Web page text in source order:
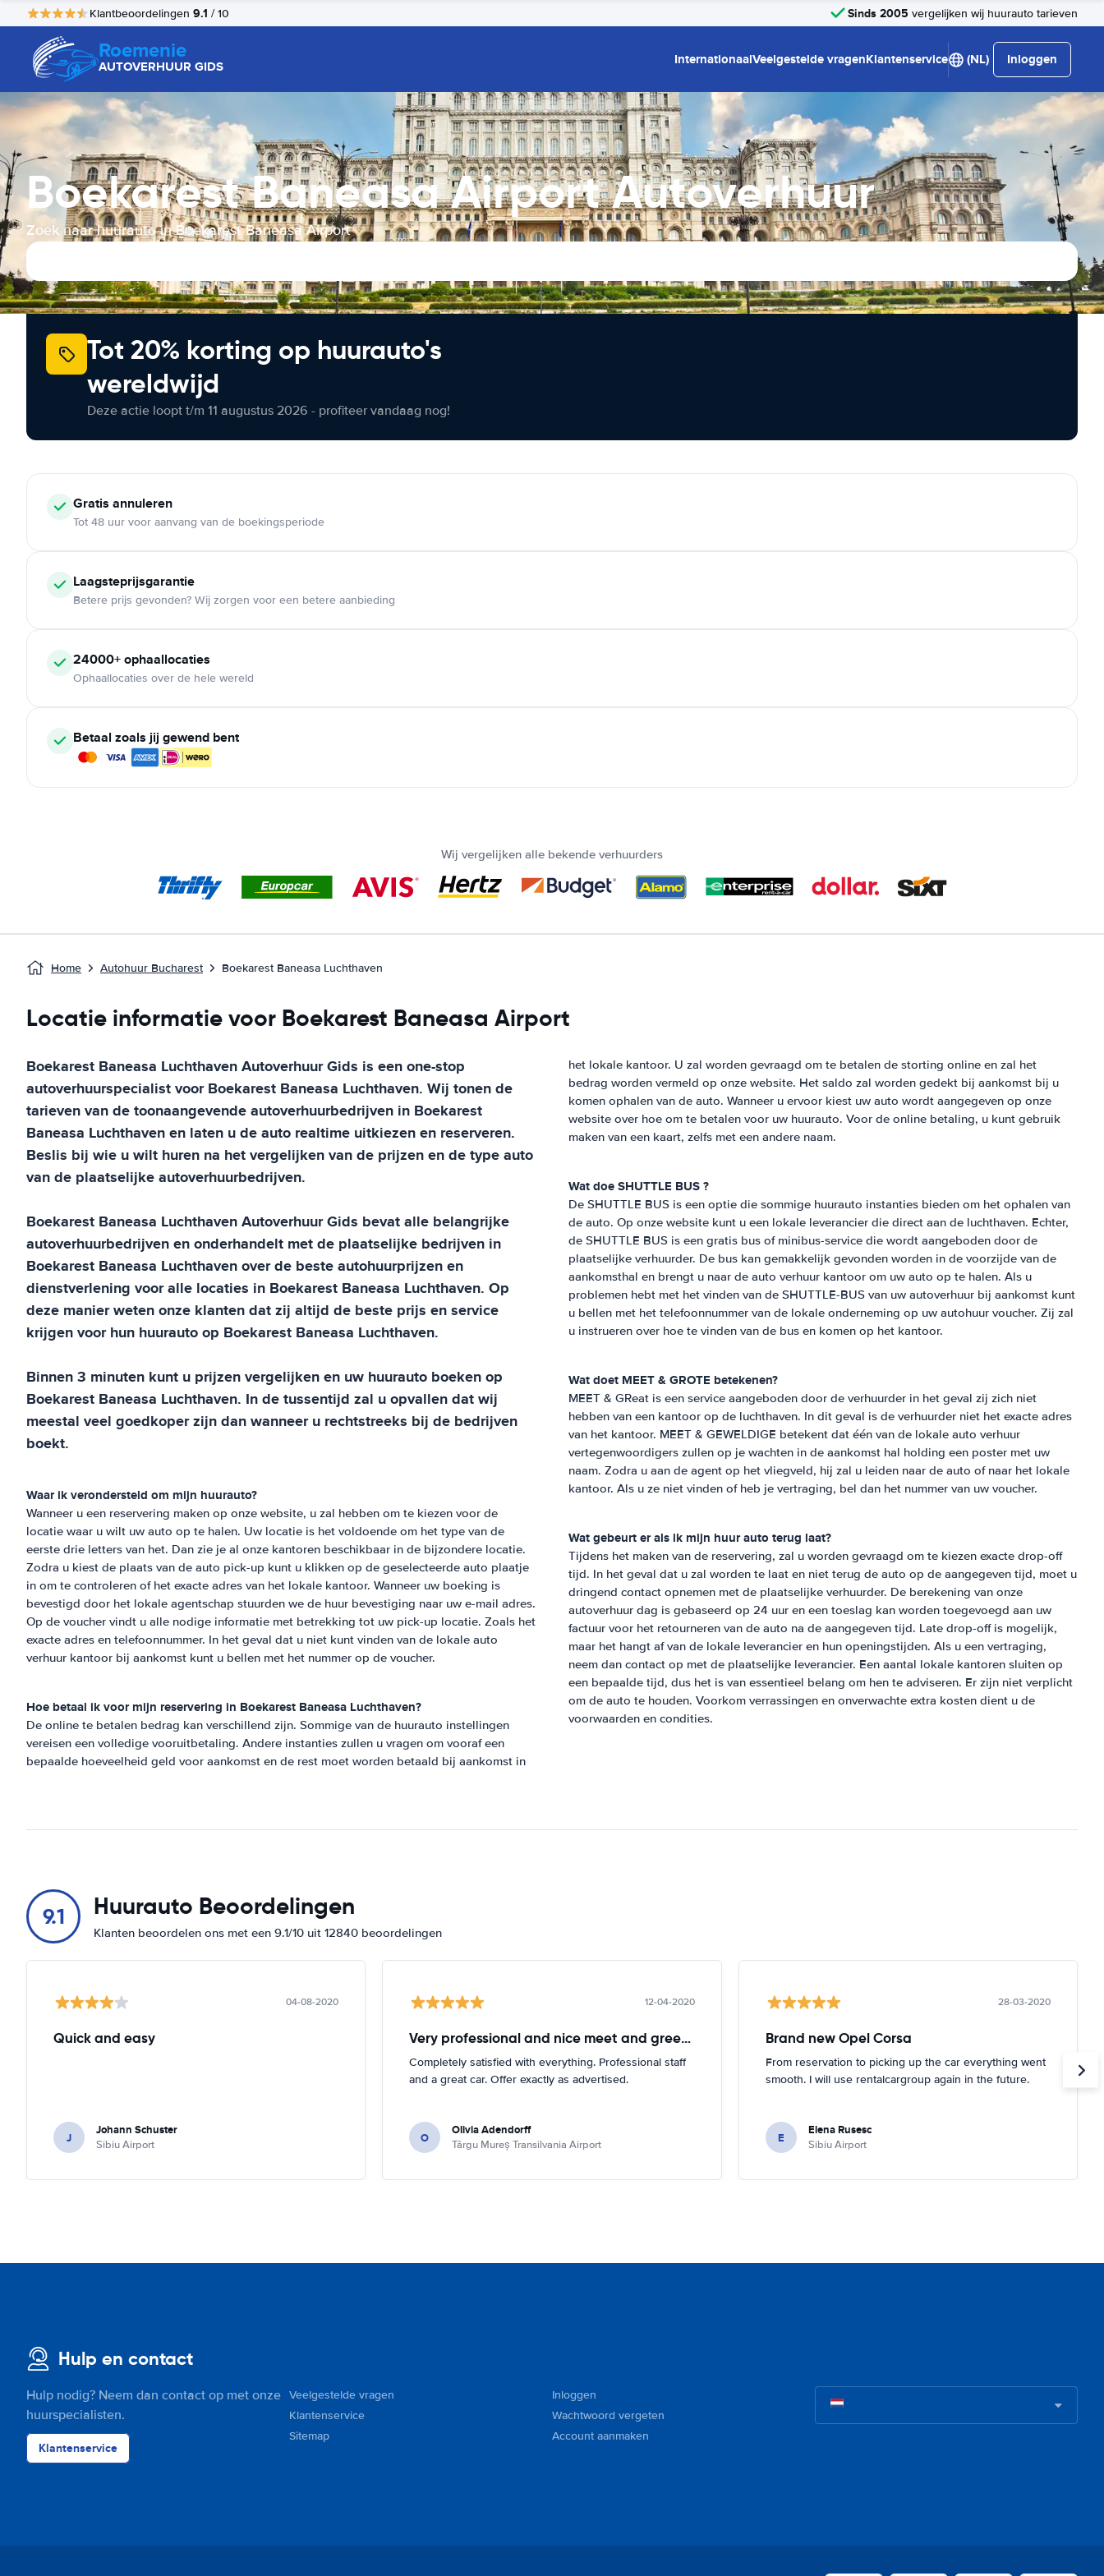
Klantbeoordelingen 9.1 / 10 Sinds 2005 vergelijken wij huurauto tarieven
Roemenie
AUTOVERHUUR GIDS InternationaalVeelgestelde vragenKlantenservice (NL) Inloggen
Boekarest Baneasa Airport Autoverhuur
Zoek naar huurauto in Boekarest Baneasa Airport
Tot 20% korting op huurauto's
wereldwijd
Deze actie loopt t/m 11 augustus 2026 - profiteer vandaag nog!
Gratis annuleren
Tot 48 uur voor aanvang van de boekingsperiode
Laagsteprijsgarantie
Betere prijs gevonden? Wij zorgen voor een betere aanbieding
24000+ ophaallocaties
Ophaallocaties over de hele wereld
Betaal zoals jij gewend bent
Wij vergelijken alle bekende verhuurders
Home Autohuur Bucharest Boekarest Baneasa Luchthaven
Locatie informatie voor Boekarest Baneasa Airport
Boekarest Baneasa LuchthavenAutoverhuur Gids is een one-stop
autoverhuurspecialist voorBoekarest Baneasa Luchthaven. Wij tonen de
tarieven van de toonaangevende autoverhuurbedrijven in Boekarest
Baneasa Luchthavenen laten u de auto realtime uitkiezen en reserveren.
Beslis bij wie u wilt huren na het vergelijken van de prijzen en de type auto
van de plaatselijke autoverhuurbedrijven.
Boekarest Baneasa LuchthavenAutoverhuur Gids bevat alle belangrijke
autoverhuurbedrijven en onderhandelt met de plaatselijke bedrijven in
Boekarest Baneasa Luchthavenover de beste autohuurprijzen en
dienstverlening voor alle locaties in Boekarest Baneasa Luchthaven. Op
deze manier weten onze klanten dat zij altijd de beste prijs en service
krijgen voor hun huurauto op Boekarest Baneasa Luchthaven.
Binnen 3 minuten kunt u prijzen vergelijken en uw huurauto boeken op
Boekarest Baneasa Luchthaven. In de tussentijd zal u opvallen dat wij
meestal veel goedkoper zijn dan wanneer u rechtstreeks bij de bedrijven
boekt.
Waar ik verondersteld om mijn huurauto?
Wanneer u een reservering maken op onze website, u zal hebben om te kiezen voor de
locatie waar u wilt uw auto op te halen. Uw locatie is het voldoende om het type van de
eerste drie letters van het. Dan zie je al onze kantoren beschikbaar in de bijzondere locatie.
Zodra u kiest de plaats van de auto pick-up kunt u klikken op de geselecteerde auto plaatje
in om te controleren of het exacte adres van het lokale kantoor. Wanneer uw boeking is
bevestigd door het lokale agentschap stuurden we de huur bevestiging naar uw e-mail adres.
Op de voucher vindt u alle nodige informatie met betrekking tot uw pick-up locatie. Zoals het
exacte adres en telefoonnummer. In het geval dat u niet kunt vinden van de lokale auto
verhuur kantoor bij aankomst kunt u bellen met het nummer op de voucher.
Hoe betaal ik voor mijn reservering in Boekarest Baneasa Luchthaven?
De online te betalen bedrag kan verschillend zijn. Sommige van de huurauto instellingen
vereisen een volledige vooruitbetaling. Andere instanties zullen u vragen om vooraf een
bepaalde hoeveelheid geld voor aankomst en de rest moet worden betaald bij aankomst in
het lokale kantoor. U zal worden gevraagd om te betalen de storting online en zal het
bedrag worden vermeld op onze website. Het saldo zal worden gedekt bij aankomst bij u
komen ophalen van de auto. Wanneer u ervoor kiest uw auto wordt aangegeven op onze
website over hoe om te betalen voor uw huurauto. Voor de online betaling, u kunt gebruik
maken van een kaart, zelfs met een andere naam.
Wat doe SHUTTLE BUS ?
De SHUTTLE BUS is een optie die sommige huurauto instanties bieden om het ophalen van
de auto. Op onze website kunt u een lokale leverancier die direct aan de luchthaven. Echter,
de SHUTTLE BUS is een gratis bus of minibus-service die wordt aangeboden door de
plaatselijke verhuurder. De bus kan gemakkelijk gevonden worden in de voorzijde van de
aankomsthal en brengt u naar de auto verhuur kantoor om uw auto op te halen. Als u
problemen hebt met het vinden van de SHUTTLE-BUS van uw autoverhuur bij aankomst kunt
u bellen met het telefoonnummer van de lokale onderneming op uw autohuur voucher. Zij zal
u instrueren over hoe te vinden van de bus en komen op het kantoor.
Wat doet MEET & GROTE betekenen?
MEET & GReat is een service aangeboden door de verhuurder in het geval zij zich niet
hebben van een kantoor op de luchthaven. In dit geval is de verhuurder niet het exacte adres
van het kantoor. MEET & GEWELDIGE betekent dat één van de lokale auto verhuur
vertegenwoordigers zullen op je wachten in de aankomst hal holding een poster met uw
naam. Zodra u aan de agent op het vliegveld, hij zal u leiden naar de auto of naar het lokale
kantoor. Als u ze niet vinden of heb je vertraging, bel dan het nummer van uw voucher.
Wat gebeurt er als ik mijn huur auto terug laat?
Tijdens het maken van de reservering, zal u worden gevraagd om te kiezen exacte drop-off
tijd. In het geval dat u zal worden te laat en niet terug de auto op de aangegeven tijd, moet u
dringend contact opnemen met de plaatselijke verhuurder. De berekening van onze
autoverhuur dag is gebaseerd op 24 uur en een toeslag kan worden toegevoegd aan uw
factuur voor het retourneren van de auto na de aangegeven tijd. Late drop-off is mogelijk,
maar het hangt af van de lokale leverancier en hun openingstijden. Als u een vertraging,
neem dan contact op met de plaatselijke leverancier. Een aantal lokale kantoren sluiten op
een bepaalde tijd, dus het is van essentieel belang om hen te adviseren. Er zijn niet verplicht
om de auto te houden. Voorkom verrassingen en onverwachte extra kosten dient u de
voorwaarden en condities.
9.1 Huurauto Beoordelingen
Klanten beoordelen ons met een 9.1/10 uit 12840 beoordelingen
04-08-2020
Quick and easy
J Johann Schuster
Sibiu Airport
12-04-2020
Very professional and nice meet and greeter. Intelligent and caring.
Completely satisfied with everything. Professional staff
and a great car. Offer exactly as advertised.
O Olivia Adendorff
Târgu Mureș Transilvania Airport
28-03-2020
Brand new Opel Corsa
From reservation to picking up the car everything went
smooth. I will use rentalcargroup again in the future.
E Elena Rusesc
Sibiu Airport
Hulp en contact
Hulp nodig? Neem dan contact op met onze
huurspecialisten.
Klantenservice
Veelgestelde vragen
Klantenservice
Sitemap
Inloggen
Wachtwoord vergeten
Account aanmaken